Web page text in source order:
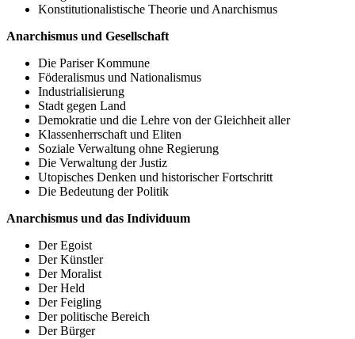
Konstitutionalistische Theorie und Anarchismus
Anarchismus und Gesellschaft
Die Pariser Kommune
Föderalismus und Nationalismus
Industrialisierung
Stadt gegen Land
Demokratie und die Lehre von der Gleichheit aller
Klassenherrschaft und Eliten
Soziale Verwaltung ohne Regierung
Die Verwaltung der Justiz
Utopisches Denken und historischer Fortschritt
Die Bedeutung der Politik
Anarchismus und das Individuum
Der Egoist
Der Künstler
Der Moralist
Der Held
Der Feigling
Der politische Bereich
Der Bürger